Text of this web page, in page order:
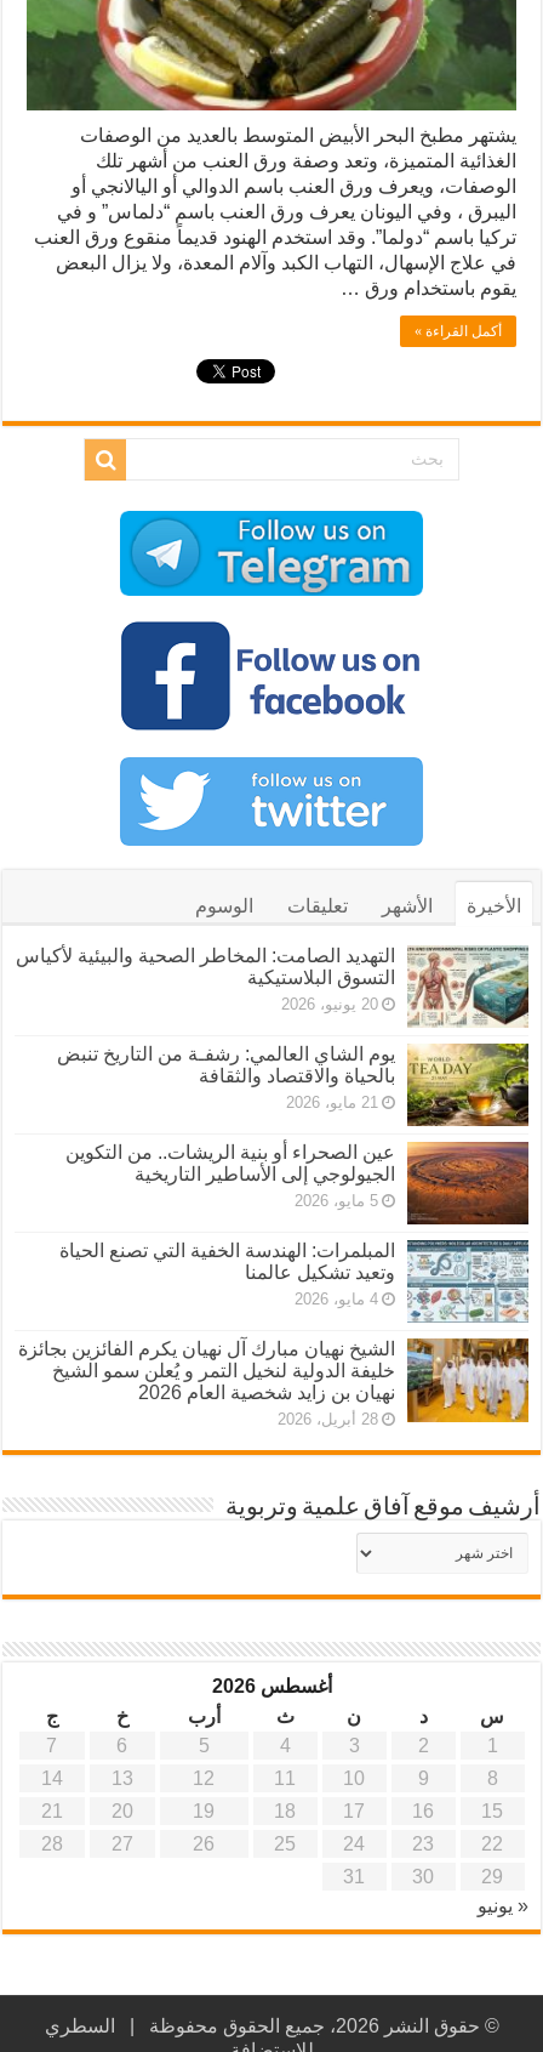
يشتهر مطبخ البحر الأبيض المتوسط بالعديد من الوصفات
الغذائية المتميزة، وتعد وصفة ورق العنب من أشهر تلك
الوصفات، ويعرف ورق العنب باسم الدوالي أو اليالانجي أو
اليبرق ، وفي اليونان يعرف ورق العنب باسم “دلماس” و في
تركيا باسم “دولما”. وقد استخدم الهنود قديماً منقوع ورق العنب
في علاج الإسهال، التهاب الكبد وآلام المعدة، ولا يزال البعض
يقوم باستخدام ورق …
أكمل القراءة »
الأخيرة الأشهر تعليقات الوسوم
التهديد الصامت: المخاطر الصحية والبيئية لأكياس
التسوق البلاستيكية
20 يونيو، 2026
يوم الشاي العالمي: رشفـة من التاريخ تنبض
بالحياة والاقتصاد والثقافة
21 مايو، 2026
عين الصحراء أو بنية الريشات.. من التكوين
الجيولوجي إلى الأساطير التاريخية
5 مايو، 2026
المبلمرات: الهندسة الخفية التي تصنع الحياة
وتعيد تشكيل عالمنا
4 مايو، 2026
الشيخ نهيان مبارك آل نهيان يكرم الفائزين بجائزة
خليفة الدولية لنخيل التمر و يُعلن سمو الشيخ
نهيان بن زايد شخصية العام 2026
28 أبريل، 2026
أرشيف موقع آفاق علمية وتربوية
أرشيف
موقع
آفاق
أغسطس 2026
س
د ن ث أرب خ
ج
1
2
3
4
5
6
7
8
9
10
11
12
13
14
15
16
17
18
19
20
21
22
23
24
25
26
27
28
29
30
31
« يونيو
© حقوق النشر 2026، جميع الحقوق محفوظة |
السطري